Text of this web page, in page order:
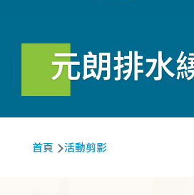
元朗排水
航
首頁 活動剪影